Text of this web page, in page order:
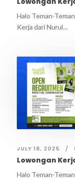
Halo Teman-
Kerja dari Nurul...
JULY 18, 2025
Lowongan
Halo Teman-